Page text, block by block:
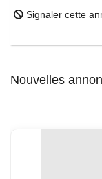
Signaler cette
Nouvelles